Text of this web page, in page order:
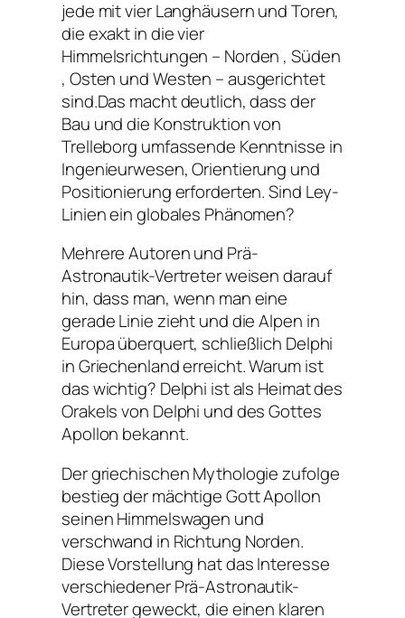
jede mit vier Langhäusern und Toren,
die exakt in die vier
Himmelsrichtungen – Norden , Süden
, Osten und Westen – ausgerichtet
sind.Das macht deutlich, dass der
Bau und die Konstruktion von
Trelleborg umfassende Kenntnisse in
Ingenieurwesen, Orientierung und
Positionierung erforderten. Sind Ley-
Linien ein globales Phänomen?
Mehrere Autoren und Prä-
Astronautik-Vertreter weisen darauf
hin, dass man, wenn man eine
gerade Linie zieht und die Alpen in
Europa überquert, schließlich Delphi
in Griechenland erreicht. Warum ist
das wichtig? Delphi ist als Heimat des
Orakels von Delphi und des Gottes
Apollon bekannt.
Der griechischen Mythologie zufolge
bestieg der mächtige Gott Apollon
seinen Himmelswagen und
verschwand in Richtung Norden.
Diese Vorstellung hat das Interesse
verschiedener Prä-Astronautik-
Vertreter geweckt, die einen klaren